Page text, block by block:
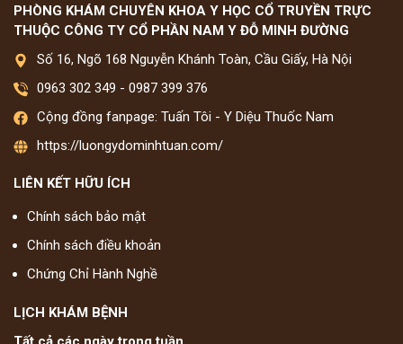
PHÒNG KHÁM CHUYÊN KHOA Y HỌC CỔ TRUYỀN TRỰC
THUỘC CÔNG TY CỔ PHẦN NAM Y ĐỖ MINH ĐƯỜNG
Số 16, Ngõ 168 Nguyễn Khánh Toàn, Cầu Giấy, Hà Nội
0963 302 349 - 0987 399 376
Cộng đồng fanpage: Tuấn Tôi - Y Diệu Thuốc Nam
https://luongydominhtuan.com/
LIÊN KẾT HỮU ÍCH
Chính sách bảo mật
Chính sách điều khoản
Chứng Chỉ Hành Nghề
LỊCH KHÁM BỆNH